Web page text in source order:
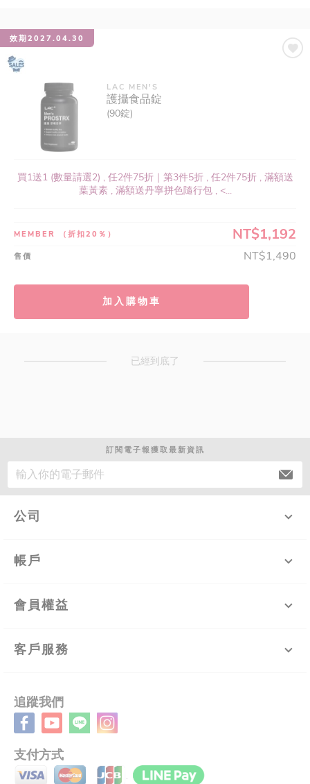
效期2027.04.30
LAC MEN'S
護攝食品錠
(90錠)
買1送1 (數量請選2) , 任2件75折｜第3件5折 , 任2件75折 , 滿額送
葉黃素 , 滿額送丹寧拼色隨行包 , <...
MEMBER （折扣20％） NT$1,192
售價 NT$1,490
加入購物車
已經到底了
訂閱電子報獲取最新資訊
公司
帳戶
會員權益
客戶服務
追蹤我們
支付方式